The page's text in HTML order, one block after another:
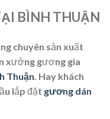
BÌNH THUẬN
chuyên sản xuất
xưởng gương gia
Thuận. Hay khách
lắp đặt gương dán